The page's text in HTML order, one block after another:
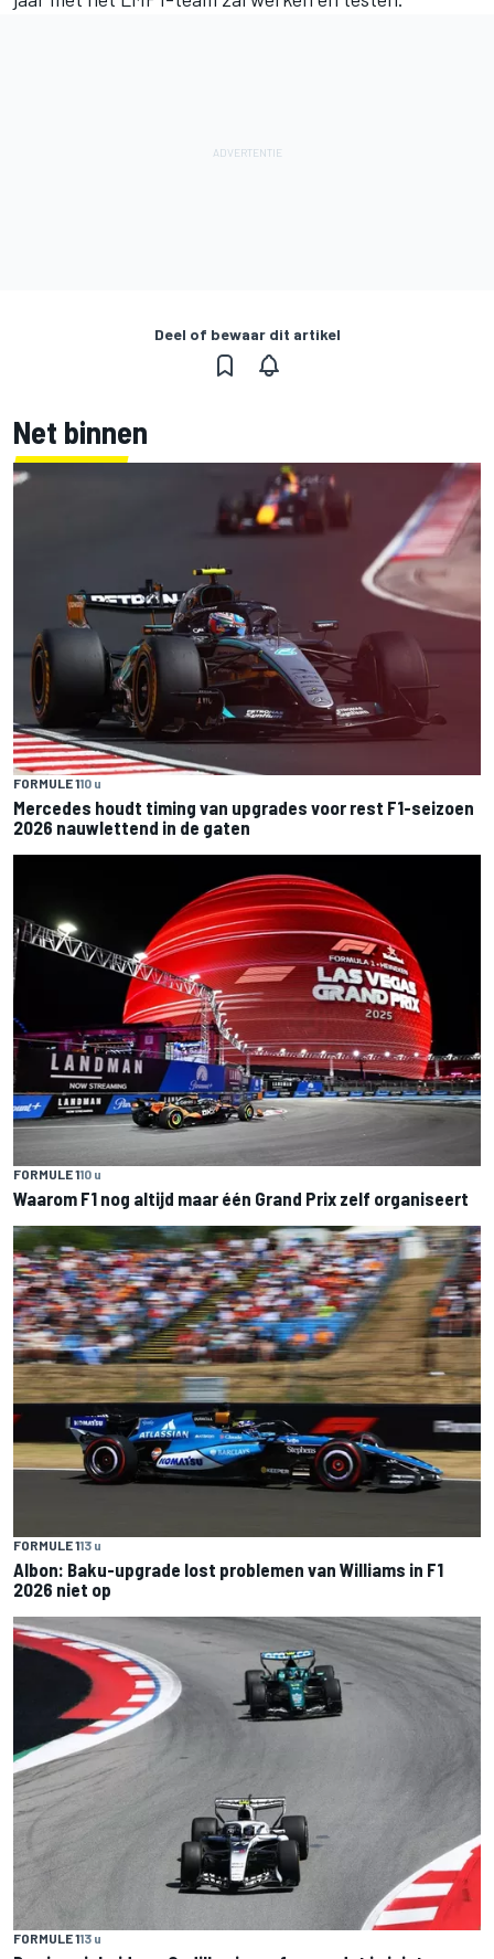
Deel of bewaar dit artikel
Net binnen
FORMULE 110 u
Mercedes houdt timing van upgrades voor rest F1-seizoen
2026 nauwlettend in de gaten
FORMULE 110 u
Waarom F1 nog altijd maar één Grand Prix zelf organiseert
FORMULE 113 u
Albon: Baku-upgrade lost problemen van Williams in F1
2026 niet op
FORMULE 113 u